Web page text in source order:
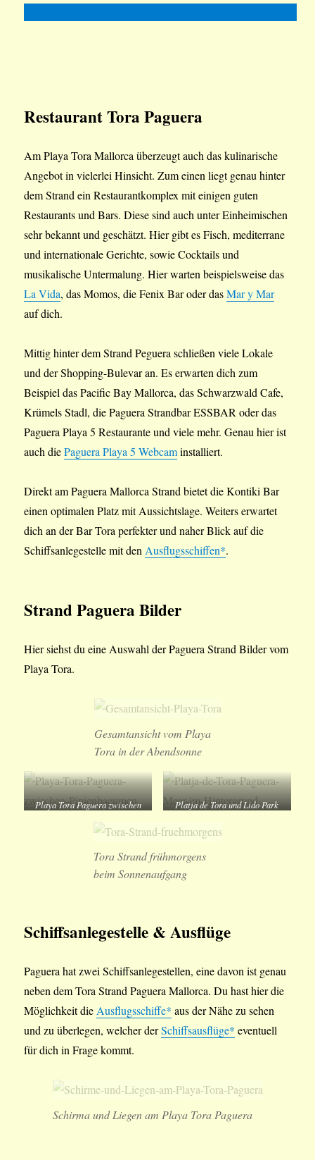
Restaurant Tora Paguera
Am Playa Tora Mallorca überzeugt auch das kulinarische
Angebot in vielerlei Hinsicht. Zum einen liegt genau hinter
dem Strand ein Restaurantkomplex mit einigen guten
Restaurants und Bars. Diese sind auch unter Einheimischen
sehr bekannt und geschätzt. Hier gibt es Fisch, mediterrane
und internationale Gerichte, sowie Cocktails und
musikalische Untermalung. Hier warten beispielsweise das
La Vida, das Momos, die Fenix Bar oder dasMar y Mar
auf dich.
Mittig hinter dem Strand Peguera schließen viele Lokale
und der Shopping-Bulevar an. Es erwarten dich zum
Beispiel das Pacific Bay Mallorca, das Schwarzwald Cafe,
Krümels Stadl, die Paguera Strandbar ESSBAR oder das
Paguera Playa 5 Restaurante und viele mehr. Genau hier ist
auch diePaguera Playa 5 Webcaminstalliert.
Direkt am Paguera Mallorca Strand bietet die Kontiki Bar
einen optimalen Platz mit Aussichtslage. Weiters erwartet
dich an der Bar Tora perfekter und naher Blick auf die
Schiffsanlegestelle mit denAusflugsschiffen*.
Strand Paguera Bilder
Hier siehst du eine Auswahl der Paguera Strand Bilder vom
Playa Tora.
Gesamtansicht vom Playa
Tora in der Abendsonne
Playa Tora Paguera zwischen
Platja de Tora und Lido Park
Hintergrund
Tora Strand frühmorgens
beim Sonnenaufgang
Schiffsanlegestelle & Ausflüge
Paguera hat zwei Schiffsanlegestellen, eine davon ist genau
neben dem Tora Strand Paguera Mallorca. Du hast hier die
Möglichkeit dieAusflugsschiffe* aus der Nähe zu sehen
und zu überlegen, welcher derSchiffsausflüge* eventuell
für dich in Frage kommt.
Schirma und Liegen am Playa Tora Paguera